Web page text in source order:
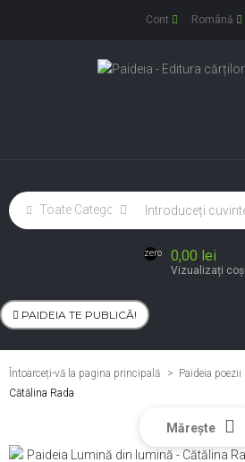
Cont Română
zero 0,00 lei
Vizualizați
PAIDEIA TE PUBLICĂ!
Întoarceți-vă la pagina principală Paideia poezii
Cătălina Rada
Mărește